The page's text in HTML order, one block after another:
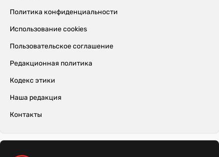
Политика конфиденциальности
Использование cookies
Пользовательское соглашение
Редакционная политика
Кодекс этики
Наша редакция
Контакты